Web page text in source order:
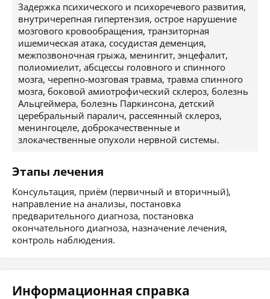
Задержка психического и психоречевого развития,
внутричерепная гипертензия, острое нарушение
мозгового кровообращения, транзиторная
ишемическая атака, сосудистая деменция,
межпозвоночная грыжа, менингит, энцефалит,
полиомиелит, абсцессы головного и спинного
мозга, черепно-мозговая травма, травма спинного
мозга, боковой амиотрофический склероз, болезнь
Альцгеймера, болезнь Паркинсона, детский
церебральный паралич, рассеянный склероз,
менингоцеле, доброкачественные и
злокачественные опухоли нервной системы.
Этапы лечения
Консультация, приём (первичный и вторичный),
направление на анализы, постановка
предварительного диагноза, постановка
окончательного диагноза, назначение лечения,
контроль наблюдения.
Информационная справка